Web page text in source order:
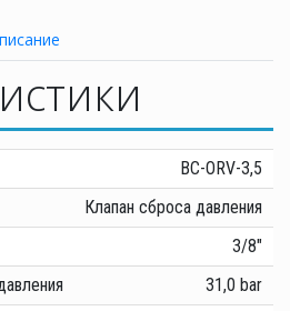
BC-ORV-3,5
Клапан сброса давления
3/8"
31,0 bar